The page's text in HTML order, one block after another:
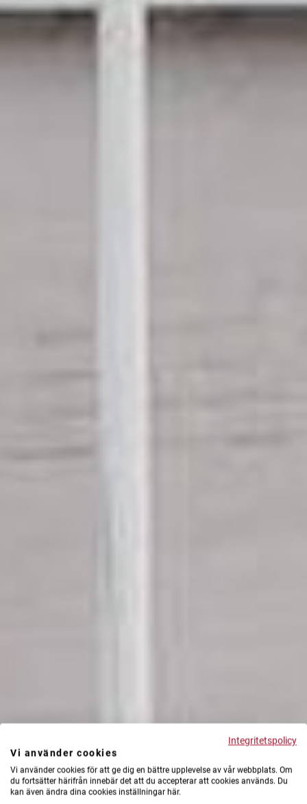
Integritetspolicy
Vi använder cookies
Vi använder cookies för att ge dig en bättre upplevelse av vår webbplats. Om
du fortsätter härifrån innebär det att du accepterar att cookies används. Du
kan även ändra dina cookies inställningar här.